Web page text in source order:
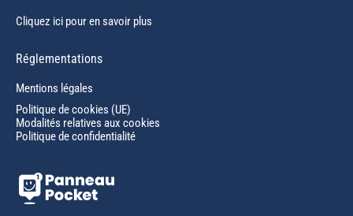
Cliquez ici pour en savoir plus
Réglementations
Mentions légales
Politique de cookies (UE)
Modalités relatives aux cookies
Politique de confidentialité